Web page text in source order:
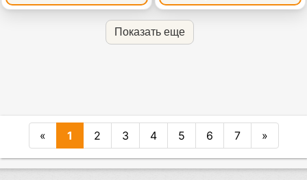
Показать еще
« 1 2 3 4 5 6 7 »